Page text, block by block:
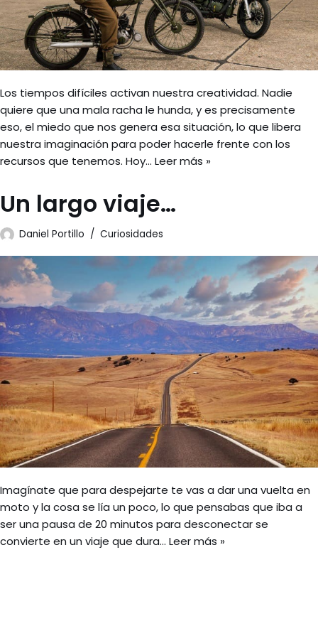
Los tiempos difíciles activan nuestra creatividad. Nadie
quiere que una mala racha le hunda, y es precisamente
eso, el miedo que nos genera esa situación, lo que libera
nuestra imaginación para poder hacerle frente con los
recursos que tenemos. Hoy… Leer más »
Un largo viaje…
Daniel Portillo Curiosidades
Imagínate que para despejarte te vas a dar una vuelta en
moto y la cosa se lía un poco, lo que pensabas que iba a
ser una pausa de 20 minutos para desconectar se
convierte en un viaje que dura… Leer más »